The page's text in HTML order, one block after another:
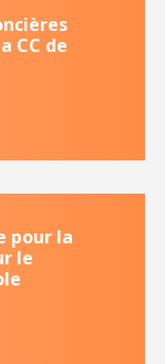
CC de
pour la
le